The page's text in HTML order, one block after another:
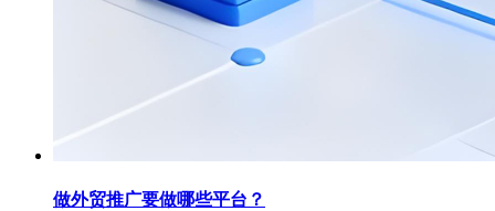
做外贸推广要做哪些平台？